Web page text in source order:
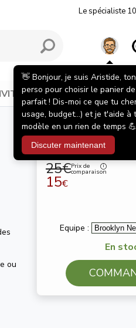
Le spécialiste
BONS PLANS
25€Prix de
comparaison
15€
Equipe :
En
ou
👋 Bonjour, je suis Aristide,
perso pour choisir le panier
parfait ! Dis-moi ce que tu
usage, budget...) et je t'aide à
modèle en un rien de temps 💪
Discuter maintenant